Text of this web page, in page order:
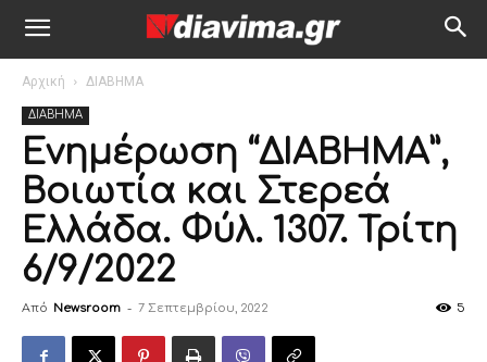
Αρχική ΔΙΑΒΗΜΑ
ΔΙΑΒΗΜΑ
Ενημέρωση “ΔΙΑΒΗΜΑ”,
Βοιωτία και Στερεά
Ελλάδα. Φύλ. 1307. Τρίτη
6/9/2022
Από Newsroom - 7 Σεπτεμβρίου, 2022 5